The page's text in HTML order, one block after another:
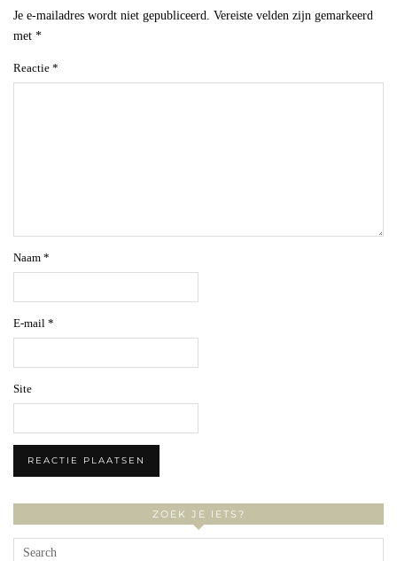
Je e-mailadres wordt niet gepubliceerd. Vereiste velden zijn gemarkeerd
met *
Reactie *
Naam *
E-mail *
Site
ZOEK JE IETS?